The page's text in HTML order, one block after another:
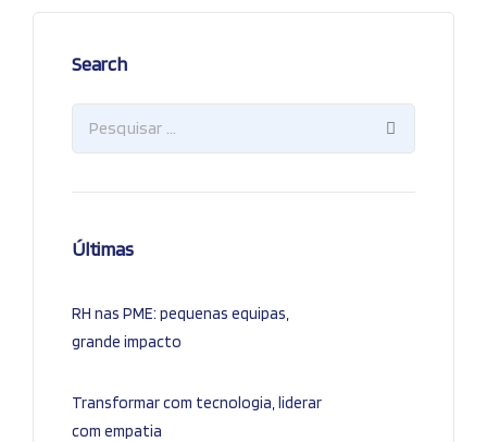
Search
Últimas
RH nas PME: pequenas equipas,
grande impacto
Transformar com tecnologia, liderar
com empatia